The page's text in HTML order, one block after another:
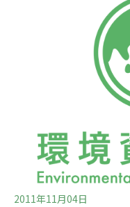
科技大學共同設計「
廳管理等，針對廚師
食材浪費從廚房開始。
2011年11月04日